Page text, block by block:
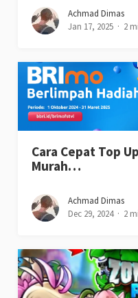
Achmad Dimas
Jan 17, 2025
2
Cara Cepat Top
Murah…
Achmad Dimas
Dec 29, 2024
2